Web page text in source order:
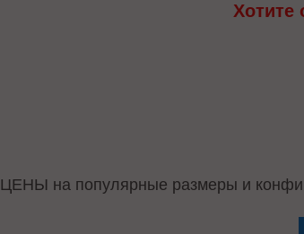
Хотите
ЦЕНЫ на популярные размеры и